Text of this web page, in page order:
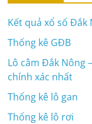
Kết quả xổ số Đắk
Thống kê GĐB
Lô câm Đắk Nông
chính xác nhất
Thống kê lô gan
Thống kê lô rơi